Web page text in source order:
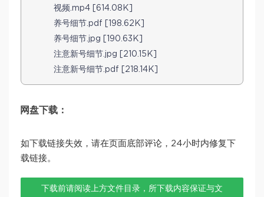
视频.mp4 [614.08K]
养号细节.pdf [198.62K]
养号细节.jpg [190.63K]
注意新号细节.jpg [210.15K]
注意新号细节.pdf [218.14K]
网盘下载：
如下载链接失效，请在页面底部评论，24小时内修复下
载链接。
下载前请阅读上方文件目录，所下载内容保证与文